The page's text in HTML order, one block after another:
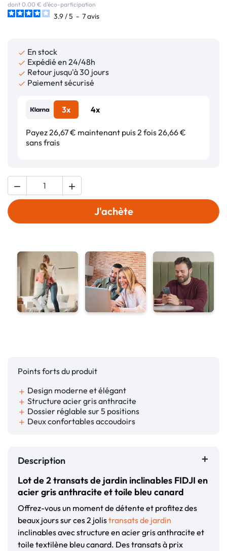
dont 0.00 € d'éco-participation
3.9/5 - 7avis
 En stock
 Expédié en 24/48h
 Retour jusqu'à 30 jours
 Paiement sécurisé
3x 4x
Payez 26,67 € maintenant puis 2 fois 26,66 €
sans frais
 
J'achète
Points forts du produit
add Design moderne et élégant
add Structure acier gris anthracite
add Dossier réglable sur 5 positions
add Deux confortables accoudoirs
Description
Lot de 2 transats de jardin inclinables FIDJI en
acier gris anthracite et toile bleu canard
Offrez-vous un moment de détente et profitez des
beaux jours sur ces 2 jolistransats de jardin
inclinables avec structure en acier gris anthracite et
toile textilène bleu canard. Des transats à prix